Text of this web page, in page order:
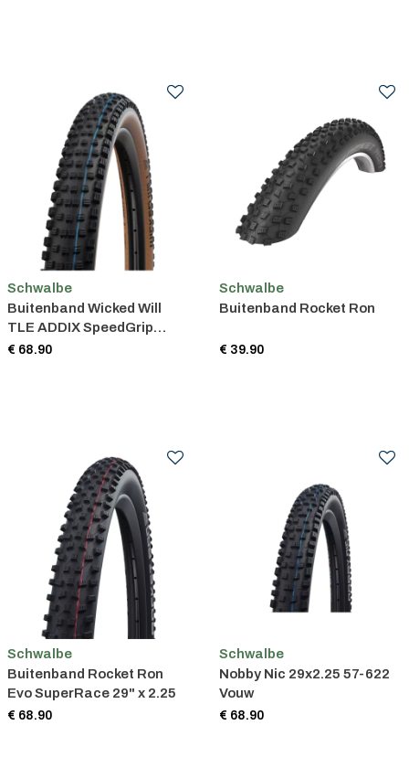
Schwalbe
Buitenband Wicked Will
TLE ADDIX SpeedGrip
Super Race Vouwband
€ 68.90
Schwalbe
Buitenband Rocket Ron
€ 39.90
Schwalbe
Buitenband Rocket Ron
Evo SuperRace 29" x 2.25
€ 68.90
Schwalbe
Nobby Nic 29x2.25 57-622
Vouw
€ 68.90